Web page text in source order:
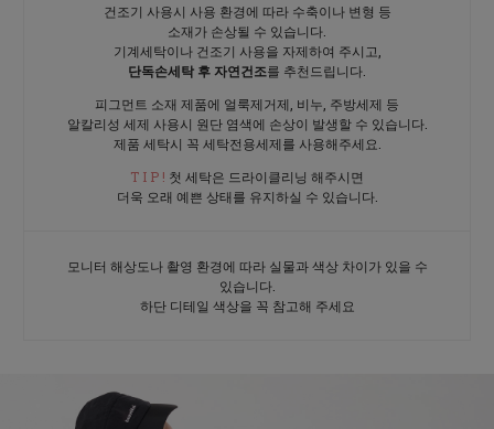
건조기 사용시 사용 환경에 따라 수축이나 변형 등
소재가 손상될 수 있습니다.
기계세탁이나 건조기 사용을 자제하여 주시고,
단독손세탁 후 자연건조를 추천드립니다.
피그먼트 소재 제품에 얼룩제거제, 비누, 주방세제 등
알칼리성 세제 사용시 원단 염색에 손상이 발생할 수 있습니다.
제품 세탁시 꼭 세탁전용세제를 사용해주세요.
T I P ! 첫 세탁은 드라이클리닝 해주시면
더욱 오래 예쁜 상태를 유지하실 수 있습니다.
모니터 해상도나 촬영 환경에 따라 실물과 색상 차이가 있을 수
있습니다.
하단 디테일 색상을 꼭 참고해 주세요